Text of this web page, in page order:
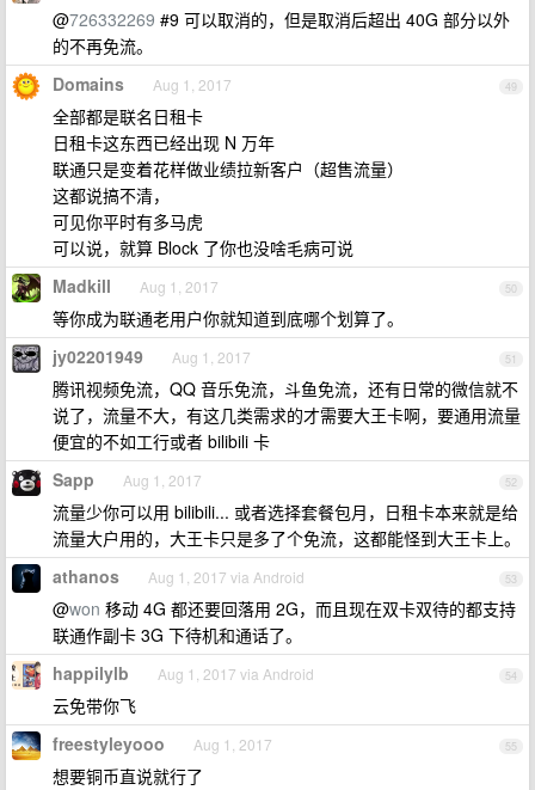
@726332269 #9 可以取消的，但是取消后超出 40G 部分以外
的不再免流。
49
Domains Aug 1, 2017
全部都是联名日租卡
日租卡这东西已经出现 N 万年
联通只是变着花样做业绩拉新客户（超售流量）
这都说搞不清，
可见你平时有多马虎
可以说，就算 Block 了你也没啥毛病可说
50
Madkill Aug 1, 2017
等你成为联通老用户你就知道到底哪个划算了。
51
jy02201949 Aug 1, 2017
腾讯视频免流，QQ 音乐免流，斗鱼免流，还有日常的微信就不
说了，流量不大，有这几类需求的才需要大王卡啊，要通用流量
便宜的不如工行或者 bilibili 卡
52
Sapp Aug 1, 2017
流量少你可以用 bilibili... 或者选择套餐包月，日租卡本来就是给
流量大户用的，大王卡只是多了个免流，这都能怪到大王卡上。
53
athanos Aug 1, 2017 via Android
@won 移动 4G 都还要回落用 2G，而且现在双卡双待的都支持
联通作副卡 3G 下待机和通话了。
54
happilylb Aug 1, 2017 via Android
云免带你飞
55
freestyleyooo Aug 1, 2017
想要铜币直说就行了